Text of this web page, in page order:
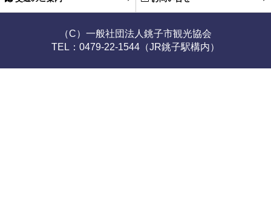
（C）一般社団法人銚子市観光協会
TEL：0479-22-1544（JR銚子駅構内）